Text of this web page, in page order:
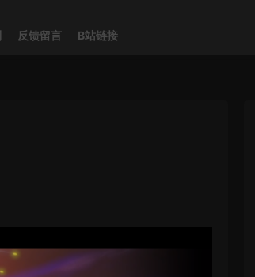
反馈留言 B站链接